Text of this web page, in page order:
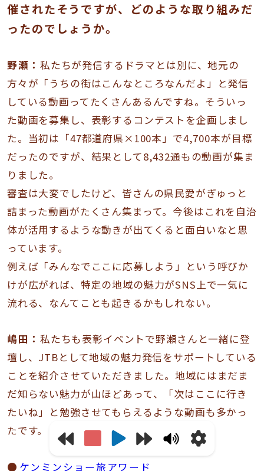
催されたそうですが、どのような取り組みだ
ったのでしょうか。
野瀬： 私たちが発信するドラマとは別に、地元の
方々が「うちの街はこんなところなんだよ」と発信
している動画ってたくさんあるんですね。そういっ
た動画を募集し、表彰するコンテストを企画しまし
た。当初は「47都道府県×100本」で4,700本が目標
だったのですが、結果として8,432通もの動画が集ま
りました。
審査は大変でしたけど、皆さんの県民愛がぎゅっと
詰まった動画がたくさん集まって。今後はこれを自治
体が活用するような動きが出てくると面白いなと思
っています。
例えば「みんなでここに応募しよう」という呼びか
けが広がれば、特定の地域の魅力がSNS上で一気に
流れる、なんてことも起きるかもしれない。
嶋田： 私たちも表彰イベントで野瀬さんと一緒に登
壇し、JTBとして地域の魅力発信をサポートしている
ことを紹介させていただきました。地域にはまだま
だ知らない魅力が山ほどあって、「次はここに行き
たいね」と勉強させてもらえるような動画も多かっ
たです。
ケンミンショー旅アワード